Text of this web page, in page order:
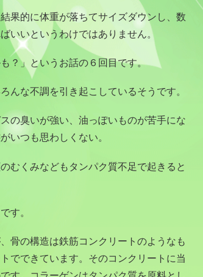
果的に体重が落ちてサイズダウンし、数
いいというわけではありません。
？」というお話の６回目です。
んな不調を引き起こしているそうです。
の臭いが強い、油っぽいものが苦手にな
いつも思わしくない。
むくみなどもタンパク質不足で起きると
す。
骨の構造は鉄筋コンクリートのようなも
でできています。そのコンクリートに当